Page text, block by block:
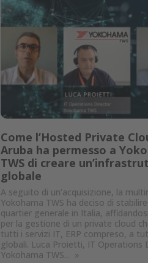
Come l’Hosted Private
Aruba ha permesso a
TWS di creare
globale
A seguito di un’acquisizione, la
Yokohama TWS ha deciso di
quartier generale in Italia,
per la gestione di un private cloud
tutti i servizi IT, ERP compreso, a
globali. Luca Proietti, IT Operations
Yokohama TWS... »